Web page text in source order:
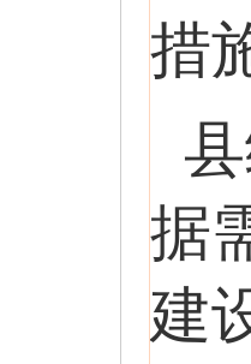
措
据
建